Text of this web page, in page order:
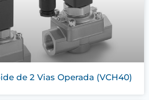
de 2 Vias Operada (VCH40)